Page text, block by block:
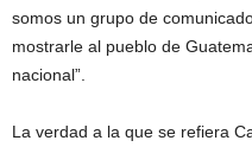
somos un grupo de
mostrarle al pueblo de
nacional”.
La verdad a la que se refiera